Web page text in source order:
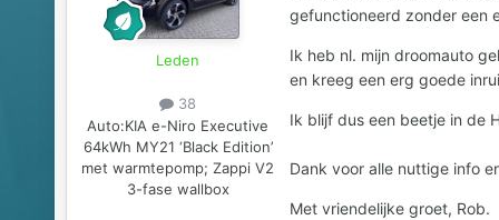
Leden
38
Auto:KIA e-Niro Executive
64kWh MY21 ‘Black Edition’
met warmtepomp; Zappi V2
3-fase wallbox
gefunctioneerd zonder een
Ik heb nl. mijn droomauto
en kreeg een erg goede
Ik blijf dus een beetje in de
Dank voor alle nuttige info
Met vriendelijke groet, Rob.